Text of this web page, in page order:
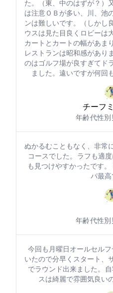
た。（東、中のはずが？）
は注意ＯＢが多い、川、池
ンは難しいです。（しかし
ウスは見た目良くロビーは
カートとカートの幅があま
レストランは昭和感があり
のはゴルフ場が良すぎてド
ました。遠いですが何回
チーフ
年齢: 60代性別:
ぬかるむこともなく、非常
コースでした。 ラフも適
も見つけやすかったです。
パ最高
年齢: 50代性別:
今回も月曜日オールセル
いたので30分早くスタート、
でラウンド出来ました。
スは綺麗で雰囲気良い